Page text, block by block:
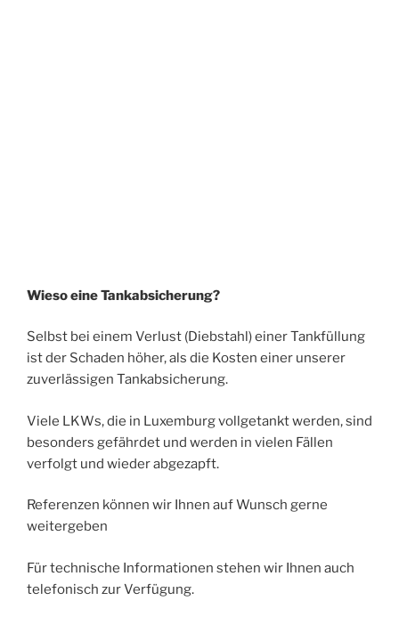
Wieso eine Tankabsicherung?
Selbst bei einem Verlust (Diebstahl) einer Tankfüllung
ist der Schaden höher, als die Kosten einer unserer
zuverlässigen Tankabsicherung.
Viele LKWs, die in Luxemburg vollgetankt werden, sind
besonders gefährdet und werden in vielen Fällen
verfolgt und wieder abgezapft.
Referenzen können wir Ihnen auf Wunsch gerne
weitergeben
Für technische Informationen stehen wir Ihnen auch
telefonisch zur Verfügung.